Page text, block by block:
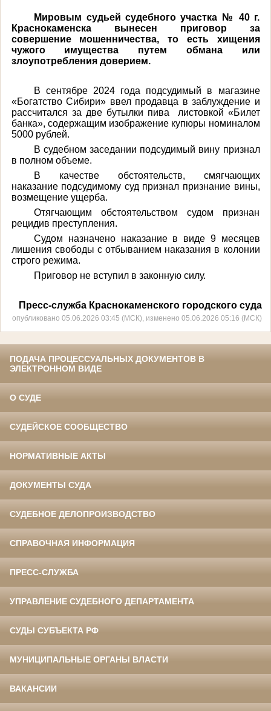
Мировым судьей судебного участка № 40 г.
Краснокаменска вынесен приговор за
совершение мошенничества, то есть хищения
чужого имущества путем обмана или
злоупотребления доверием.
В сентябре 2024 года подсудимый в магазине
«Богатство Сибири» ввел продавца в заблуждение и
рассчитался за две бутылки пива
листовкой «Билет
банка», содержащим изображение купюры номиналом
5000 рублей.
В судебном заседании подсудимый вину признал
в полном объеме.
В качестве обстоятельств, смягчающих
наказание подсудимому суд признал признание вины,
возмещение ущерба.
Отягчающим обстоятельством судом признан
рецидив преступления.
Судом назначено наказание в виде 9 месяцев
лишения свободы с отбыванием наказания в колонии
строго режима.
Приговор не вступил в законную силу.
Пресс-служба Краснокаменского городского суда
опубликовано 05.06.2026 03:45 (МСК), изменено 05.06.2026 05:16 (МСК)
ПОДАЧА ПРОЦЕССУАЛЬНЫХ ДОКУМЕНТОВ В
ЭЛЕКТРОННОМ ВИДЕ
О СУДЕ
СУДЕЙСКОЕ СООБЩЕСТВО
НОРМАТИВНЫЕ АКТЫ
ДОКУМЕНТЫ СУДА
СУДЕБНОЕ ДЕЛОПРОИЗВОДСТВО
СПРАВОЧНАЯ ИНФОРМАЦИЯ
ПРЕСС-СЛУЖБА
УПРАВЛЕНИЕ СУДЕБНОГО ДЕПАРТАМЕНТА
СУДЫ СУБЪЕКТА РФ
МУНИЦИПАЛЬНЫЕ ОРГАНЫ ВЛАСТИ
ВАКАНСИИ